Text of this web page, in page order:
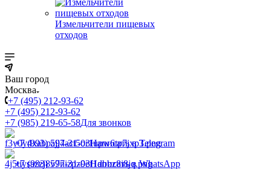
Измельчители пищевых
отходов
Ваш город
Москва
+7 (495) 212-93-62
+7 (495) 212-93-62
+7 (985) 219-65-58Для звонков
+7 (993) 597-31-03Написать в Telegram
+7 (993) 597-31-03Написать в WhatsApp